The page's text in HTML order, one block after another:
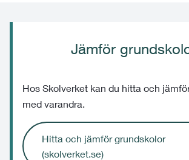
Jämför
Hos Skolverket kan du hitta och
med varandra.
Hitta och jämför grundskolor
(skolverket.se)